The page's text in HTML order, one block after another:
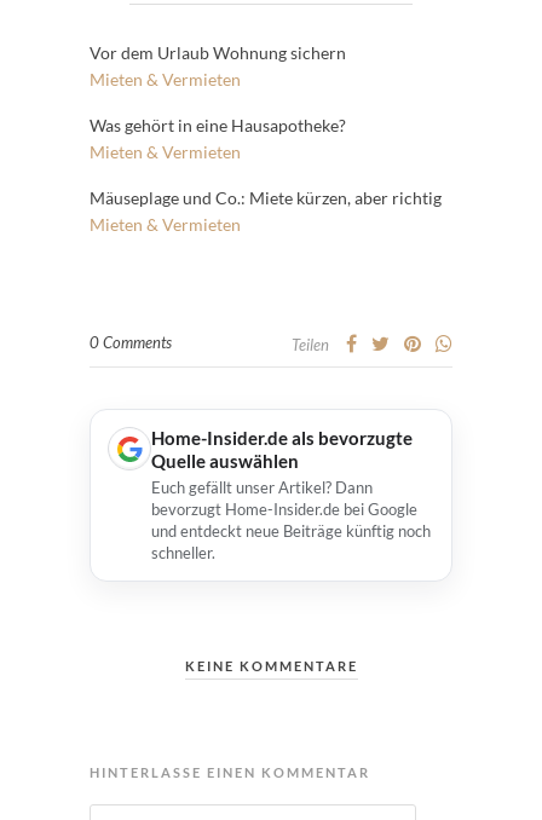
Vor dem Urlaub Wohnung sichern
Mieten & Vermieten
Was gehört in eine Hausapotheke?
Mieten & Vermieten
Mäuseplage und Co.: Miete kürzen, aber richtig
Mieten & Vermieten
0 Comments Teilen
Home-Insider.de als bevorzugte
Quelle auswählen
Euch gefällt unser Artikel? Dann
bevorzugt Home-Insider.de bei Google
und entdeckt neue Beiträge künftig noch
schneller.
KEINE KOMMENTARE
HINTERLASSE EINEN KOMMENTAR